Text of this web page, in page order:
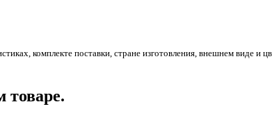
комплекте поставки, стране изготовления, внешнем виде
товаре.